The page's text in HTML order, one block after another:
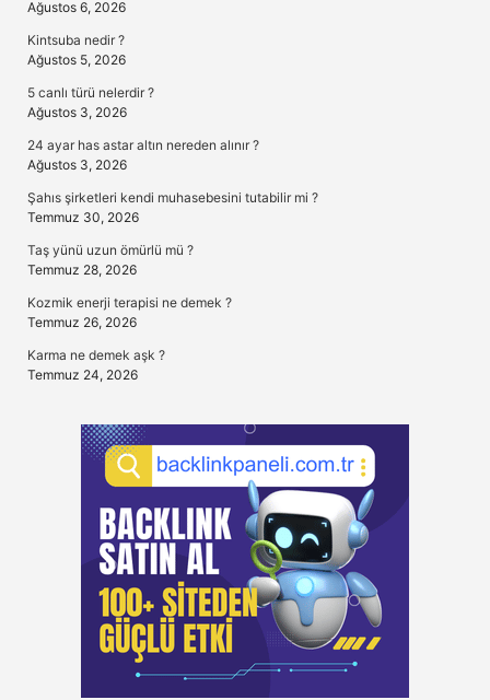
Ağustos 6, 2026
Kintsuba nedir ?
Ağustos 5, 2026
5 canlı türü nelerdir ?
Ağustos 3, 2026
24 ayar has astar altın nereden alınır ?
Ağustos 3, 2026
Şahıs şirketleri kendi muhasebesini tutabilir mi ?
Temmuz 30, 2026
Taş yünü uzun ömürlü mü ?
Temmuz 28, 2026
Kozmik enerji terapisi ne demek ?
Temmuz 26, 2026
Karma ne demek aşk ?
Temmuz 24, 2026